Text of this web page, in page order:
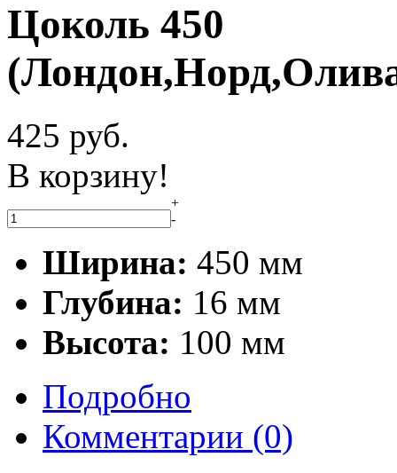
Цоколь 450
425 руб.
В корзину!
+
-
Ширина: 450 мм
Глубина: 16 мм
Высота: 100 мм
Подробно
Комментарии (0)